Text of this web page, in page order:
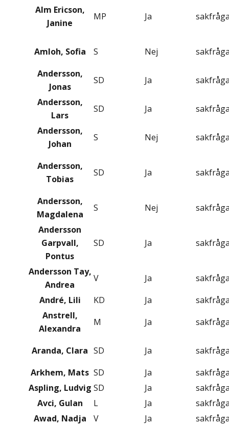
Alm Ericson,
Janine
MP Ja
Amloh, Sofia S Nej
Andersson,
Jonas
SD Ja
Andersson,
Lars
SD Ja
Andersson,
Johan
S Nej
Andersson,
Tobias
SD Ja
Andersson,
Magdalena
S Nej
Andersson
Garpvall,
Pontus
SD Ja
Andersson Tay,
Andrea
V Ja
André, Lili
KD Ja
Anstrell,
Alexandra
M Ja
Aranda, Clara SD Ja
Arkhem, Mats SD Ja
Aspling, Ludvig SD Ja
Avci, Gulan
L Ja
Awad, Nadja
V Ja